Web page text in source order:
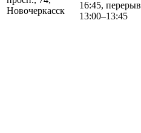
Новочеркасск
16:45, перерыв
13:00–13:45